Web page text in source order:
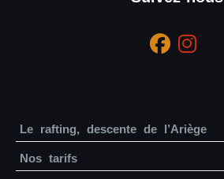
Le rafting, descente de l’Ariège
Nos tarifs